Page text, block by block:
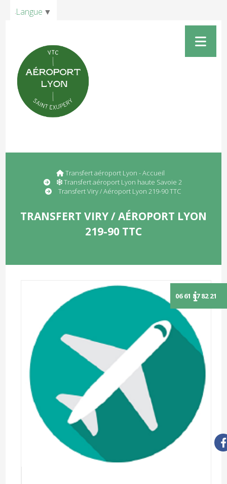
Transfert aéroport Lyon - Accueil
Transfert aéroport Lyon haute Savoie 2
Transfert Viry / Aéroport Lyon 219-90 TTC
TRANSFERT VIRY / AÉROPORT LYON
219-90 TTC
Langue ▼